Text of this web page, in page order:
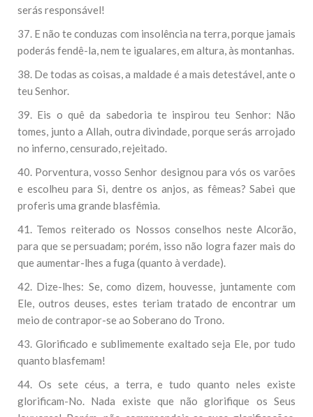
serás responsável!
37. E não te conduzas com insolência na terra, porque jamais
poderás fendê-la, nem te igualares, em altura, às montanhas.
38. De todas as coisas, a maldade é a mais detestável, ante o
teu Senhor.
39. Eis o quê da sabedoria te inspirou teu Senhor: Não
tomes, junto a Allah, outra divindade, porque serás arrojado
no inferno, censurado, rejeitado.
40. Porventura, vosso Senhor designou para vós os varões
e escolheu para Si, dentre os anjos, as fêmeas? Sabei que
proferis uma grande blasfêmia.
41. Temos reiterado os Nossos conselhos neste Alcorão,
para que se persuadam; porém, isso não logra fazer mais do
que aumentar-lhes a fuga (quanto à verdade).
42. Dize-lhes: Se, como dizem, houvesse, juntamente com
Ele, outros deuses, estes teriam tratado de encontrar um
meio de contrapor-se ao Soberano do Trono.
43. Glorificado e sublimemente exaltado seja Ele, por tudo
quanto blasfemam!
44. Os sete céus, a terra, e tudo quanto neles existe
glorificam-No. Nada existe que não glorifique os Seus